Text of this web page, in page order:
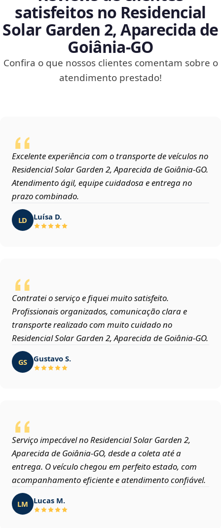
satisfeitos no Residencial
Solar Garden 2, Aparecida de
Goiânia‑GO
Confira o que nossos clientes comentam sobre o
atendimento prestado!
Excelente experiência com o transporte de veículos no
Residencial Solar Garden 2, Aparecida de Goiânia‑GO.
Atendimento ágil, equipe cuidadosa e entrega no
prazo combinado.
LD Luísa D.
Contratei o serviço e fiquei muito satisfeito.
Profissionais organizados, comunicação clara e
transporte realizado com muito cuidado no
Residencial Solar Garden 2, Aparecida de Goiânia‑GO.
GS Gustavo S.
Serviço impecável no Residencial Solar Garden 2,
Aparecida de Goiânia‑GO, desde a coleta até a
entrega. O veículo chegou em perfeito estado, com
acompanhamento eficiente e atendimento confiável.
LM Lucas M.